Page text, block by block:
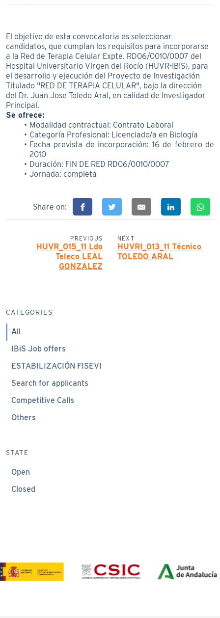
El objetivo de esta convocatoria es seleccionar
candidatos, que cumplan los requisitos para incorporarse
a la Red de Terapia Celular Expte. RD06/0010/0007 del
Hospital Universitario Virgen del Rocío (HUVR-IBIS), para
el desarrollo y ejecución del Proyecto de Investigación
Titulado "RED DE TERAPIA CELULAR", bajo la dirección
del Dr. Juan Jose Toledo Aral, en calidad de Investigador
Principal.
Se ofrece:
Modalidad contractual: Contrato Laboral
Categoría Profesional: Licenciado/a en Biología
Fecha prevista de incorporación: 16 de febrero de
2010
Duración: FIN DE RED RD06/0010/0007
Jornada: completa
Share on:
PREVIOUS
HUVR_015_11 Ldo
Teleco LEAL
GONZALEZ
NEXT
HUVRI_013_11 Técnico
TOLEDO ARAL
CATEGORIES
All
IBiS Job offers
ESTABILIZACIÓN FISEVI
Search for applicants
Competitive Calls
Others
STATE
Open
Closed